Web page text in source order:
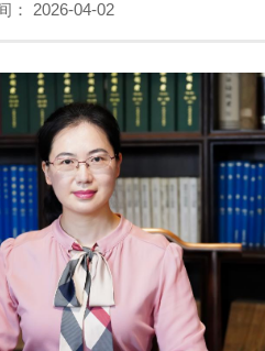
： 2026-04-02